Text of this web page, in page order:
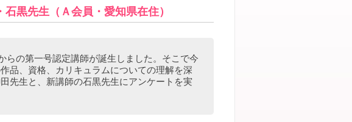
黒先生（Ａ会員・愛知県在住）
らの第一号認定講師が誕生しました。そこで今
品、資格、カリキュラムについての理解を深
先生と、新講師の石黒先生にアンケートを実